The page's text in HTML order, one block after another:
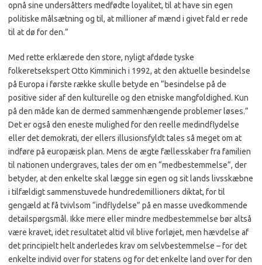
opnå sine undersåtters medfødte loyalitet, til at have sin egen
politiske målsætning og til, at millioner af mænd i givet fald er rede
til at dø for den.”
Med rette erklærede den store, nyligt afdøde tyske
folkeretsekspert Otto Kimminich i 1992, at den aktuelle besindelse
på Europa i første række skulle betyde en “besindelse på de
positive sider af den kulturelle og den etniske mangfoldighed. Kun
på den måde kan de dermed sammenhængende problemer løses.”
Det er også den eneste mulighed for den reelle medindflydelse
eller det demokrati, der ellers illusionsfyldt tales så meget om at
indføre på europæisk plan. Mens de ægte fællesskaber fra familien
til nationen undergraves, tales der om en “medbestemmelse”, der
betyder, at den enkelte skal lægge sin egen og sit lands livsskæbne
i tilfældigt sammenstuvede hundredemillioners diktat, for til
gengæld at få tvivlsom “indflydelse” på en masse uvedkommende
detailspørgsmål. Ikke mere eller mindre medbestemmelse bør altså
være kravet, idet resultatet altid vil blive forløjet, men hævdelse af
det principielt helt anderledes krav om selvbestemmelse – for det
enkelte individ over for statens og for det enkelte land over for den